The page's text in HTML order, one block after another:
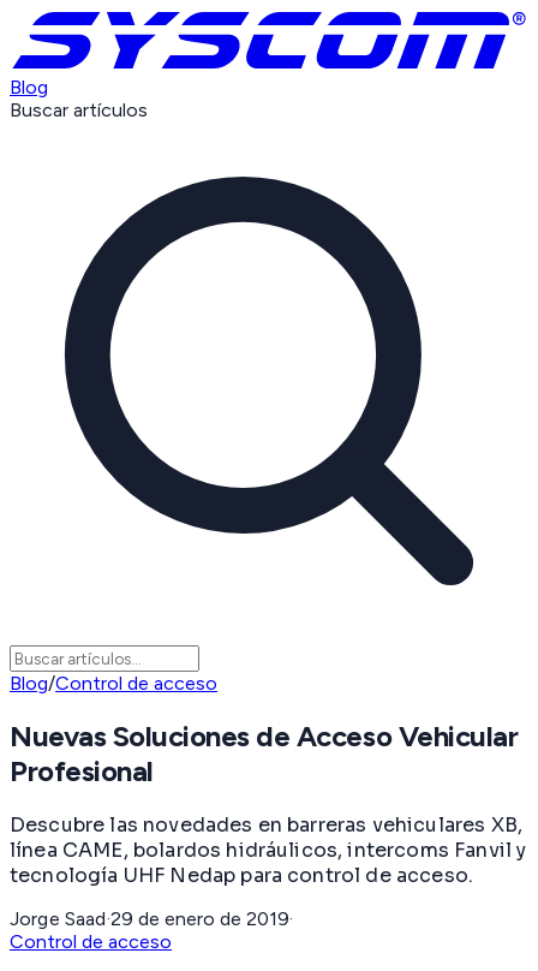
Blog
Buscar artículos
Blog/Control de acceso
Nuevas Soluciones de Acceso Vehicular
Profesional
Descubre las novedades en barreras vehiculares XB,
línea CAME, bolardos hidráulicos, intercoms Fanvil y
tecnología UHF Nedap para control de acceso.
Jorge Saad·29 de enero de 2019·
Control de acceso